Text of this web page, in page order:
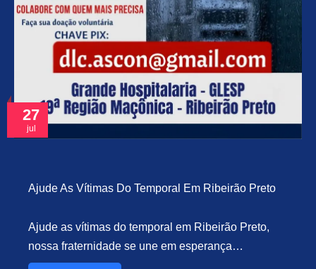
27
jul
Ajude As Vítimas Do Temporal Em Ribeirão Preto
Ajude as vítimas do temporal em Ribeirão Preto,
nossa fraternidade se une em esperança…